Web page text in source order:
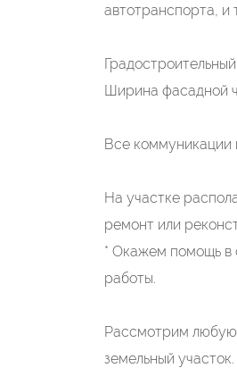
автотранспорта, и
Ширина фасадной
Все коммуникации
На участке
ремонт или
* Окажем помощь в
работы.
Рассмотрим любую
земельный